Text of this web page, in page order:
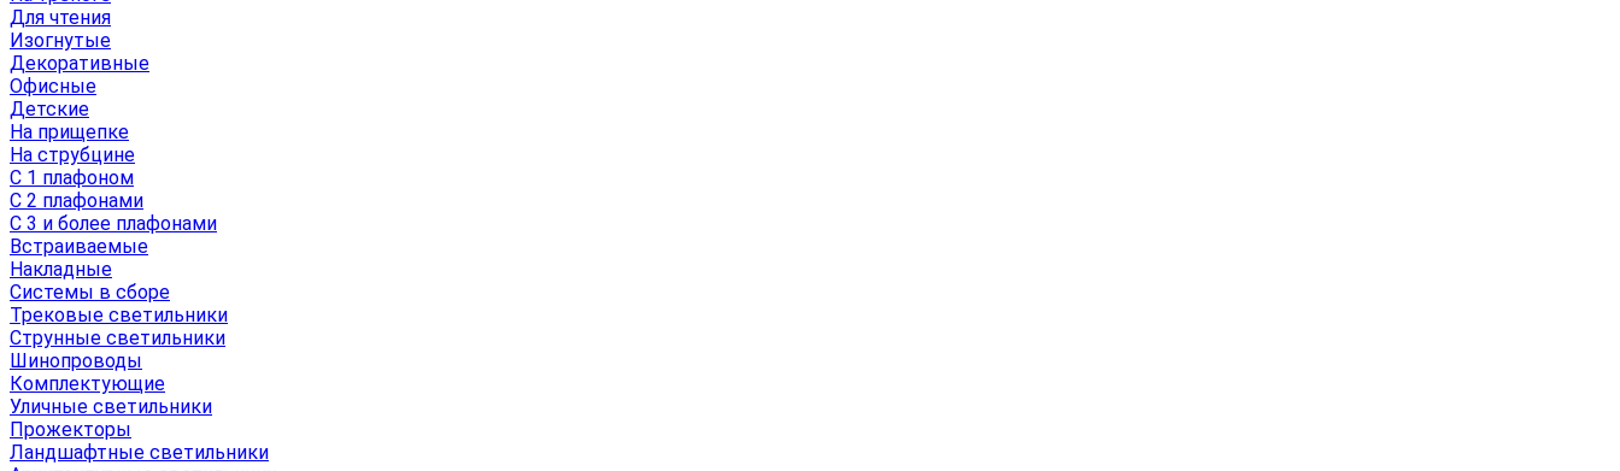
Для чтения
Изогнутые
Декоративные
Офисные
Детские
На прищепке
На струбцине
С 1 плафоном
С 2 плафонами
С 3 и более плафонами
Встраиваемые
Накладные
Системы в сборе
Трековые светильники
Струнные светильники
Шинопроводы
Комплектующие
Уличные светильники
Прожекторы
Ландшафтные светильники